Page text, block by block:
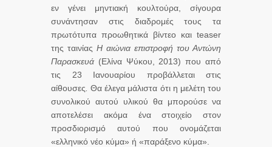
εν γένει μηντιακή κουλτούρα, σίγουρα
συνάντησαν στις διαδρομές τους τα
πρωτότυπα προωθητικά βίντεο και teaser
της ταινίας Η αιώνια επιστροφή του Αντώνη
Παρασκευά (Ελίνα Ψύκου, 2013) που από
τις 23 Ιανουαρίου προβάλλεται στις
αίθουσες .Θα έλεγα μάλιστα ότι η μελέτη του
συνολικού αυτού υλικού θα μπορούσε να
αποτελέσει ακόμα ένα στοιχείο στον
προσδιορισμό αυτού που ονομάζεται
«ελληνικό νέο κύμα» ή «παράξενο κύμα».